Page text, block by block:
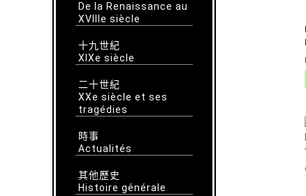
De la Renaissance au
XVIIIe siècle
十九世紀
XIXe siècle
二十世紀
XXe siècle et ses
tragédies
時事
Actualités
其他歷史
Histoire générale